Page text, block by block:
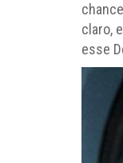
claro,
esse